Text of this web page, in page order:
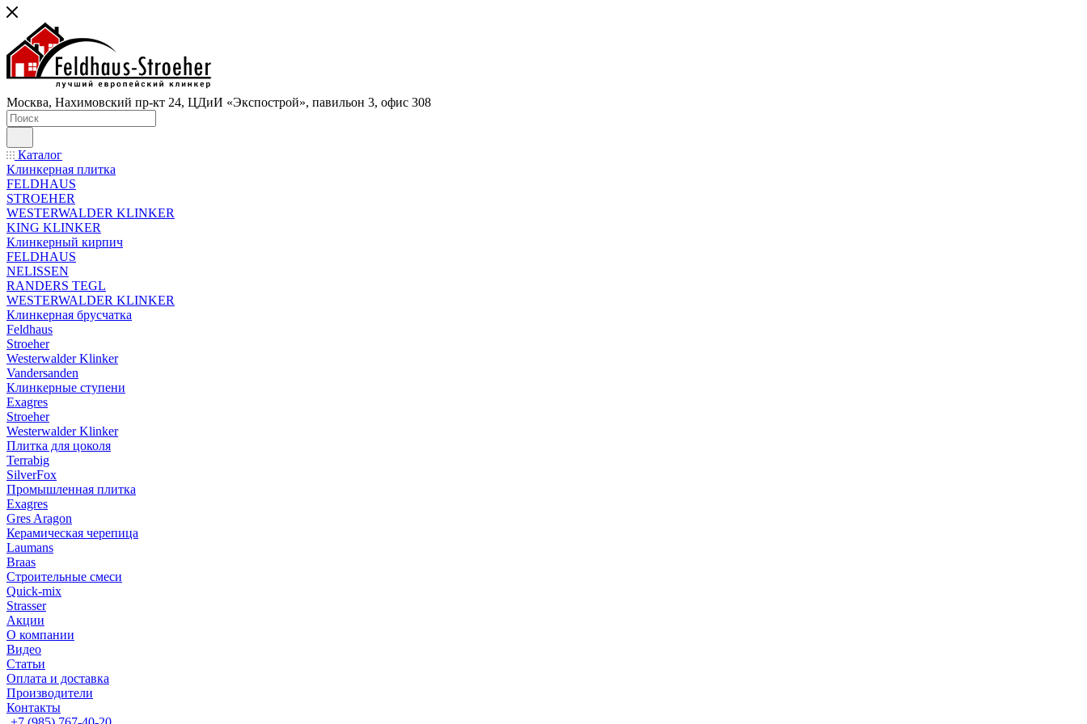
Москва, Нахимовский пр-кт 24, ЦДиИ «Экспострой», павильон 3, офис 308
Каталог
Клинкерная плитка
FELDHAUS
STROEHER
WESTERWALDER KLINKER
KING KLINKER
Клинкерный кирпич
FELDHAUS
NELISSEN
RANDERS TEGL
WESTERWALDER KLINKER
Клинкерная брусчатка
Feldhaus
Stroeher
Westerwalder Klinker
Vandersanden
Клинкерные ступени
Exagres
Stroeher
Westerwalder Klinker
Плитка для цоколя
Terrabig
SilverFox
Промышленная плитка
Exagres
Gres Aragon
Керамическая черепица
Laumans
Braas
Строительные смеси
Quick-mix
Strasser
Акции
О компании
Видео
Статьи
Оплата и доставка
Производители
Контакты